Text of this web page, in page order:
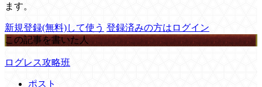
ます。
新規登録(無料)して使う 登録済みの方はログイン
この記事を書いた人
ログレス攻略班
ポスト